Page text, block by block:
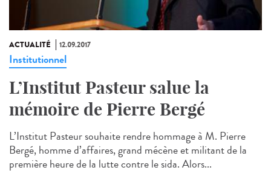
ACTUALITÉ 12.09.2017
Institutionnel
L’Institut Pasteur salue la
mémoire de Pierre Bergé
L’Institut Pasteur souhaite rendre hommage à M. Pierre
Bergé, homme d’affaires, grand mécène et militant de la
première heure de la lutte contre le sida. Alors...